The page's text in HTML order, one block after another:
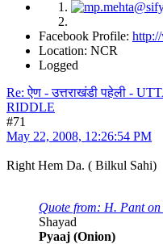
Facebook Profile:
Location: NCR
Logged
Re: ऐण - उत्तराखंडी पहेली -
RIDDLE
#71
May 22, 2008, 12:26:54 PM
Right Hem Da. ( Bilkul Sahi)
Quote from: H. Pant
Shayad
Pyaaj (Onion)